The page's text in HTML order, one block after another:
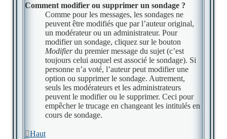
Comment modifier ou supprimer un sondage ?
Comme pour les messages, les sondages ne
peuvent être modifiés que par l’auteur original,
un modérateur ou un administrateur. Pour
modifier un sondage, cliquez sur le bouton
Modifierdu premier message du sujet (c’est
toujours celui auquel est associé le sondage). Si
personne n’a voté, l’auteur peut modifier une
option ou supprimer le sondage. Autrement,
seuls les modérateurs et les administrateurs
peuvent le modifier ou le supprimer. Ceci pour
empêcher le trucage en changeant les intitulés en
cours de sondage.
Haut